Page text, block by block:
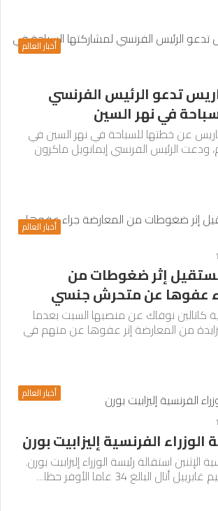
أخبار العالم
تدعو الرئيس الفرنسي
في نهر السين
عن خطتها للسباحة في نهر السين في
ودعت الرئيس الفرنسي إيمانويل ماكرون
أخبار العالم
إثر ضغوطات من
عفوها عن متحرش جنسي
كاتالين نوفاك عن منصبها السبت بعدما
من المعارضة إثر عفوها عن متهم في
أخبار العالم
الفرنسية إليزابيت بورن
الإثنين استقالة رئيسة الوزراء إليزابيت بورن.
البالغ 34 عاما الأوفر حظا…